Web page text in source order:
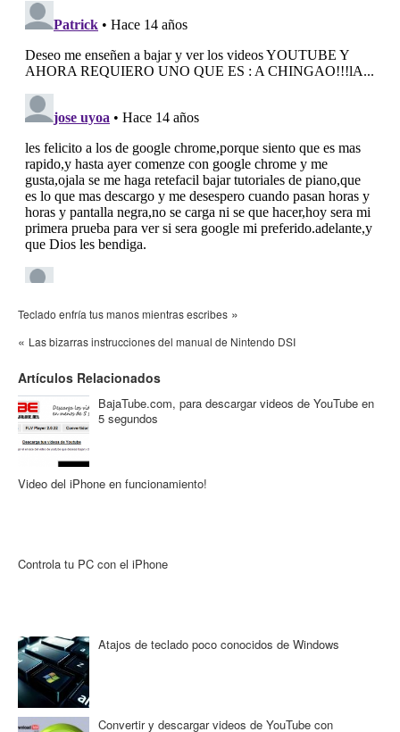
Teclado enfría tus manos mientras escribes »
« Las bizarras instrucciones del manual de Nintendo DSI
Artículos Relacionados
BajaTube.com, para descargar videos de YouTube en
5 segundos
Video del iPhone en funcionamiento!
Controla tu PC con el iPhone
Atajos de teclado poco conocidos de Windows
Convertir y descargar videos de YouTube con